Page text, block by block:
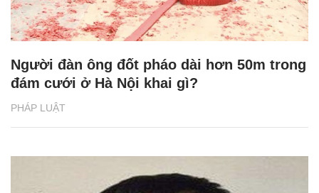
PHÁP LUẬT
Người đàn ông đốt pháo dài hơn 50m trong
đám cưới ở Hà Nội khai gì?